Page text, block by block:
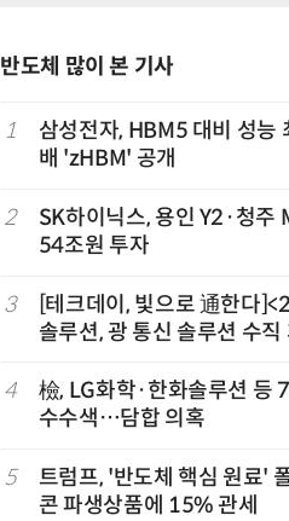
반도체 많이 본 기사
1
삼성전자, HBM5 대비 성능
배 'zHBM' 공개
2
SK하이닉스, 용인 Y2·청주
54조원 투자
3
[테크데이, 빛으로 通한다
솔루션, 광 통신 솔루션 수직
략'
4
檢, LG화학·한화솔루션 등
수수색…담합 의혹
5
트럼프, '반도체 핵심 원료'
콘 파생상품에 15% 관세